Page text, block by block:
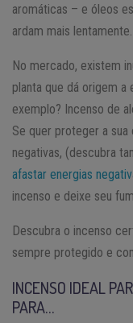
aromáticas – e óleos
ardam mais lentamente.
No mercado, existem
planta que dá origem a
exemplo? Incenso de
Se quer proteger a
negativas, (descubra
afastar energias
incenso e deixe seu
Descubra o incenso
sempre protegido e
INCENSO IDEAL
PARA…